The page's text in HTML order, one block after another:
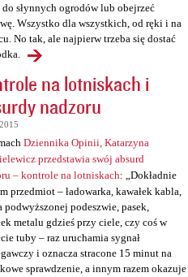
do słynnych ogrodów lub obejrzeć
Wszystko dla wszystkich, od ręki i na
No tak, ale najpierw trzeba się dostać
na lotniskach i
nadzoru
Dziennika Opinii, Katarzyna
przedstawia swój absurd
– kontrole na lotniskach: „Dokładnie
przedmiot – ładowarka, kawałek kabla,
podwyższonej podeszwie, pasek,
metalu gdzieś przy ciele, czy coś w
tuby – raz uruchamia sygnał
i oznacza stracone 15 minut na
sprawdzenie, a innym razem okazuje